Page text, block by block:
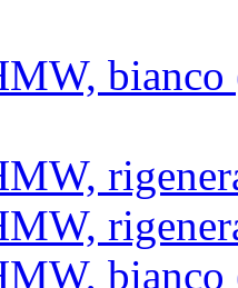
bianco